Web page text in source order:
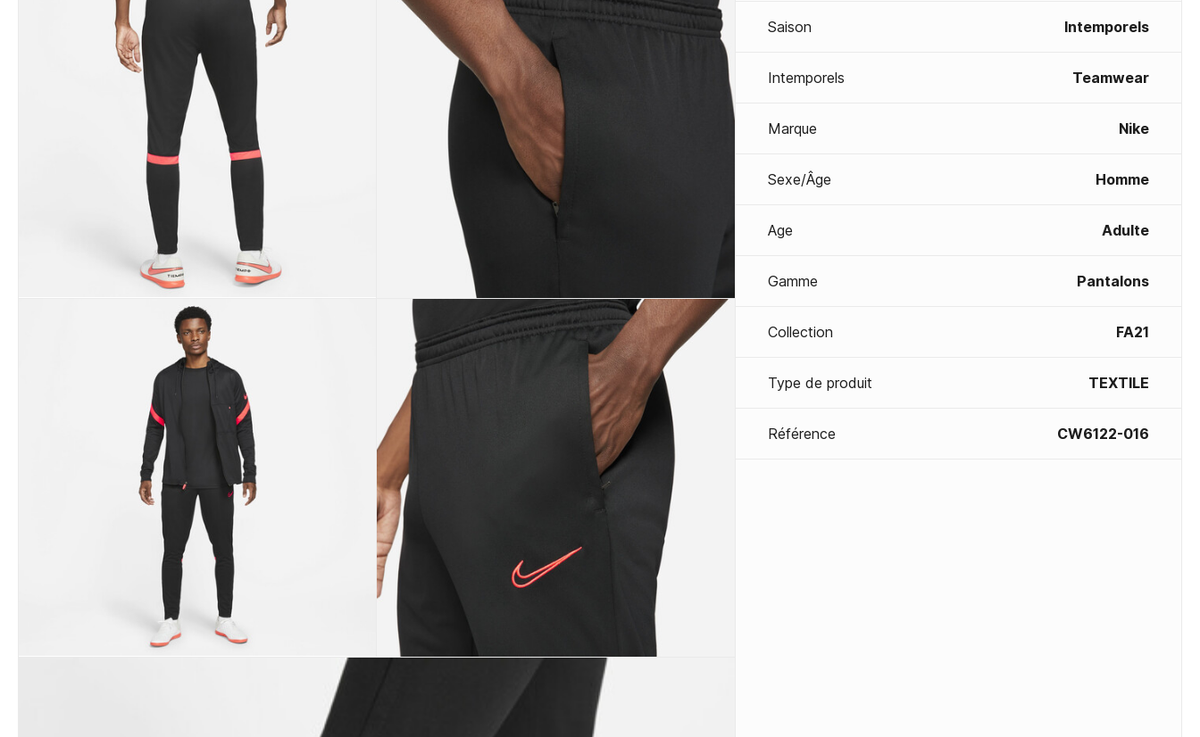
Saison Intemporels
Intemporels Teamwear
Marque Nike
Sexe/Âge Homme
Age Adulte
Gamme Pantalons
Collection FA21
Type de produit TEXTILE
Référence CW6122-016